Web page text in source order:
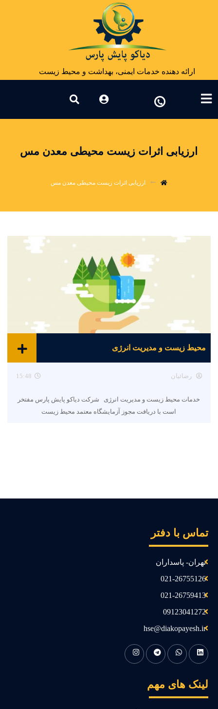
ارائه دهنده خدمات ایمنی، بهداشت و محیط زیست
ارزیابی اثرات زیست محیطی معدن مس
ارزیابی اثرات زیست محیطی معدن مس
محیط زیست و مدیریت انرژی
رضائیان 15:48
خدمات محیط زیست و مدیریت انرژی شرکت دیاکو پایش پارس مفتخر
است با دریافت مجوز آزمایشگاه معتمد محیط زیست
با دفتر
تهران- پاسداران
021-26755126
021-26759413
09123041272
hse@diakopayesh.ir
های مهم